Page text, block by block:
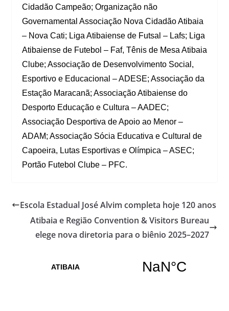
Cidadão Campeão; Organização não
Governamental Associação Nova Cidadão Atibaia
– Nova Cati; Liga Atibaiense de Futsal – Lafs; Liga
Atibaiense de Futebol – Faf, Tênis de Mesa Atibaia
Clube; Associação de Desenvolvimento Social,
Esportivo e Educacional – ADESE; Associação da
Estação Maracanã; Associação Atibaiense do
Desporto Educação e Cultura – AADEC;
Associação Desportiva de Apoio ao Menor –
ADAM; Associação Sócia Educativa e Cultural de
Capoeira, Lutas Esportivas e Olímpica – ASEC;
Portão Futebol Clube – PFC.
Escola Estadual José Alvim completa hoje 120 anos
Atibaia e Região Convention & Visitors Bureau
elege nova diretoria para o biênio 2025–2027